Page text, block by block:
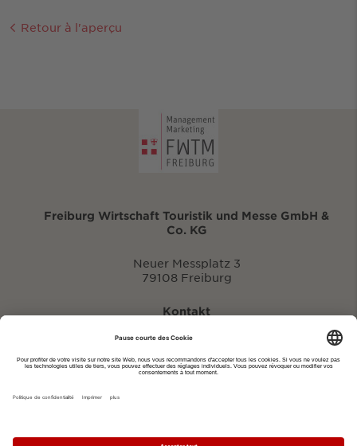
Retour à l'aperçu
Freiburg Wirtschaft Touristik und Messe GmbH &
Co. KG
Neuer Messplatz 3
79108 Freiburg
Kontakt
eventportal@fwtm.de